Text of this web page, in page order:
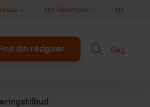
Om Beierholm UK
din rådgiver Søg